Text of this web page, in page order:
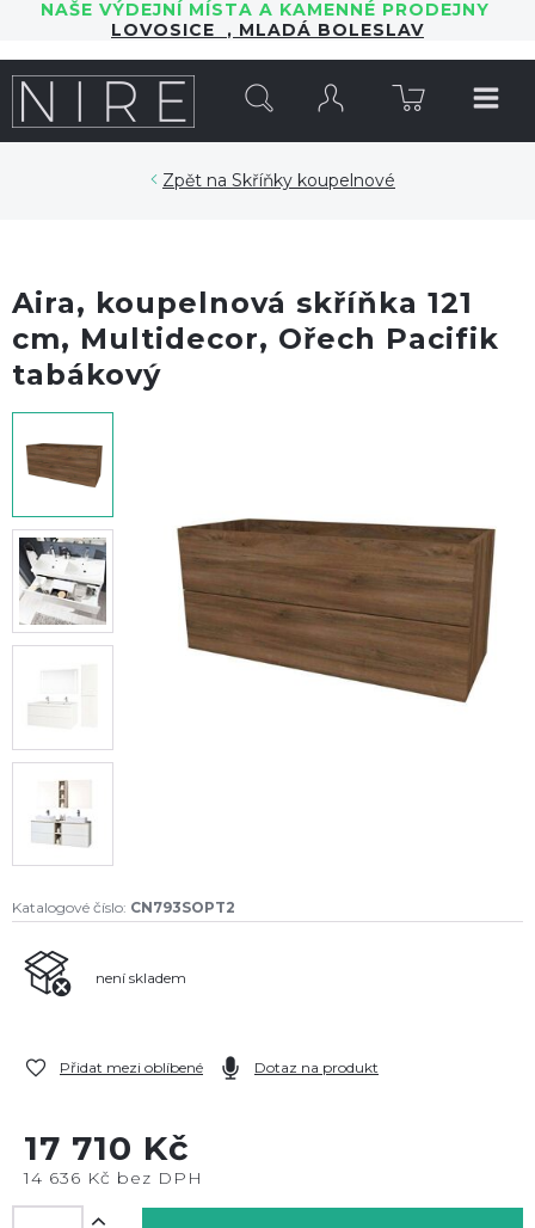
NAŠE VÝDEJNÍ MÍSTA A KAMENNÉ PRODEJNY
LOVOSICE , MLADÁ BOLESLAV
Skříňky koupelnové
Aira, koupelnová skříňka 121
cm, Multidecor, Ořech Pacifik
tabákový
Katalogové číslo: CN793SOPT2
není skladem
Přidat mezi oblíbené Dotaz na produkt
17 710 Kč
14 636 Kč bez DPH